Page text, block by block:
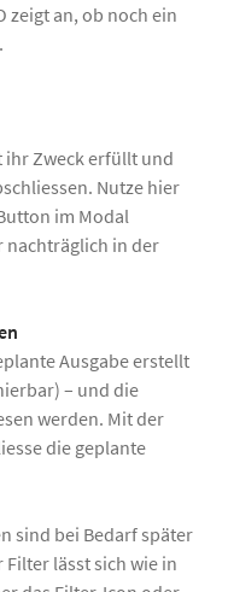
zeigt an, ob noch ein
.
ihr Zweck erfüllt und
Nutze hier
im Modal
nachträglich in der
Ausgabe erstellt
– und die
werden. Mit der
die geplante
sind bei Bedarf später
lässt sich wie in